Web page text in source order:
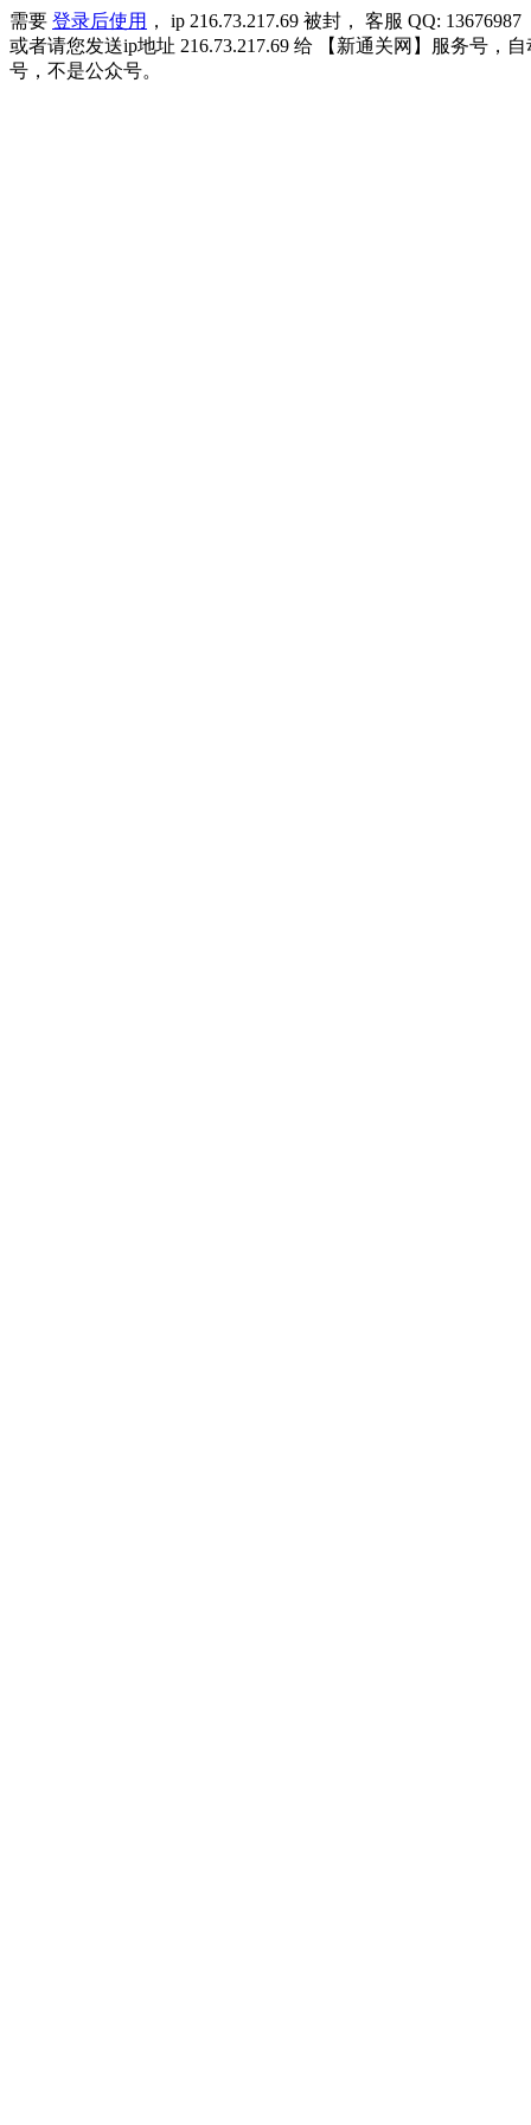
需要 登录后使用 ， ip 216.73.217.69 被封， 客服 QQ: 13676987
或者请您发送ip地址 216.73.217.69 给 【新通关网】服务号，
号，不是公众号。